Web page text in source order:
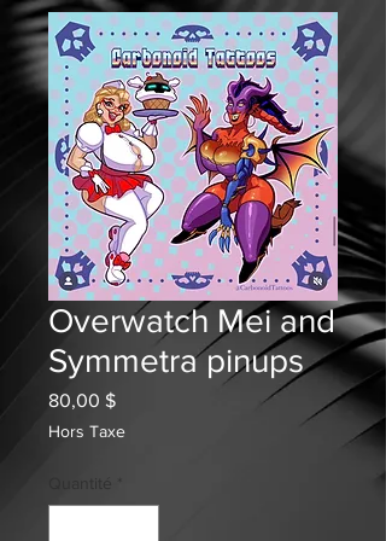
Overwatch Mei and
Symmetra pinups
80,00 $Prix
Hors Taxe
*